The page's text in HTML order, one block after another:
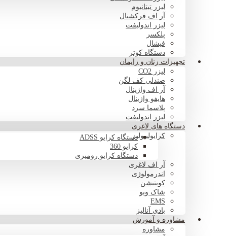
لیزر تیتانیوم
آر اف فرکشنال
لیزر اندولیفت
پلکسر
فیشال
دستگاه کوتر
تجهیزات زنان و زایمان
لیزر CO2
صندلی کف لگن
آر اف واژینال
هایفو واژینال
پلاسما سرد
لیزر اندولیفت
دستگاه های لاغری
کرایولیپولیزدستگاه کرایو ADSS
کرایو 360
دستگاه کرایو رومیزی
آر اف لاغری
اندرمولوژی
کویتیشن
شاک ویو
EMS
بادی آنالیز
مشاوره و آموزش
مشاوره